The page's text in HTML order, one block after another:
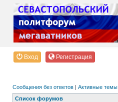
Вход Регистрация
Сообщения без ответов | Активные темы
Список форумов